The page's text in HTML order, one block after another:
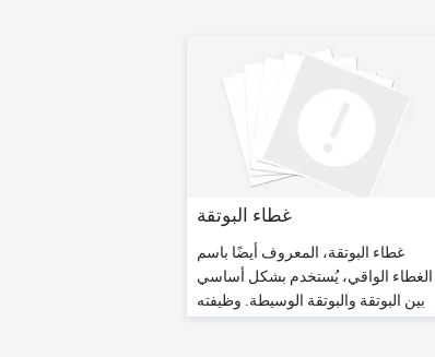
غطاء البوتقة
غطاء البوتقة، المعروف أيضًا باسم
الغطاء الواقي، يُستخدم بشكل أساسي
بين البوتقة والبوتقة الوسيطة. وظيفته
هي منع الأكسدة الثانوية والتناثر للصلب